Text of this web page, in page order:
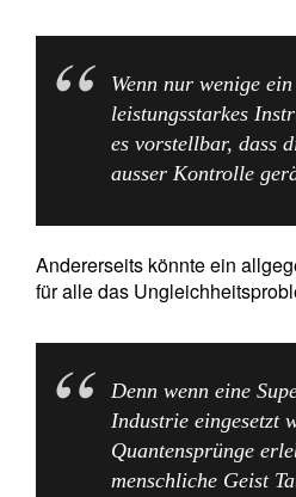
Wenn nur wenige
leistungsstarkes
es vorstellbar, dass
ausser Kontrolle
Andererseits könnte ein
für alle das
Denn wenn eine
Industrie eingesetzt
Quantensprünge
menschliche Geist